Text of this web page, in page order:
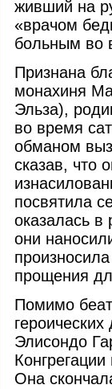
живший на
«врачом
больным во
Признана
монахиня
Эльза),
во время
обманом
сказав, что
посвятила
оказалась в
они
прощения
Помимо
Элисондо
Она